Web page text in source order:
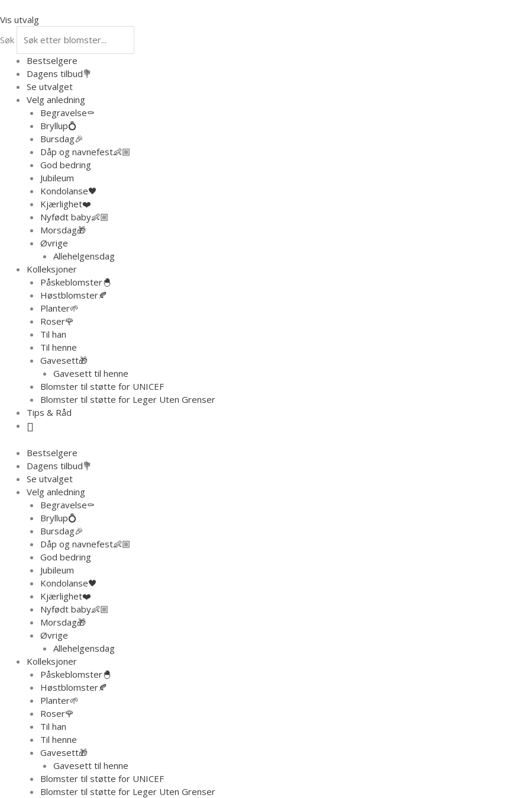
rett
innholdet
Vis utvalg
Søk
Bestselgere
Dagens tilbud💐
Se utvalget
Velg anledning
Begravelse⚰️
Bryllup💍
Bursdag🎉
Dåp og navnefest👶🏼
God bedring
Jubileum
Kondolanse🖤
Kjærlighet❤️
Nyfødt baby👶🏼
Morsdag🎁
Øvrige
Allehelgensdag
Kolleksjoner
Påskeblomster🐣
Høstblomster🍂
Planter🌱
Roser🌹
Til han
Til henne
Gavesett🎁
Gavesett til henne
Blomster til støtte for UNICEF
Blomster til støtte for Leger Uten Grenser
Tips & Råd
Bestselgere
Dagens tilbud💐
Se utvalget
Velg anledning
Begravelse⚰️
Bryllup💍
Bursdag🎉
Dåp og navnefest👶🏼
God bedring
Jubileum
Kondolanse🖤
Kjærlighet❤️
Nyfødt baby👶🏼
Morsdag🎁
Øvrige
Allehelgensdag
Kolleksjoner
Påskeblomster🐣
Høstblomster🍂
Planter🌱
Roser🌹
Til han
Til henne
Gavesett🎁
Gavesett til henne
Blomster til støtte for UNICEF
Blomster til støtte for Leger Uten Grenser